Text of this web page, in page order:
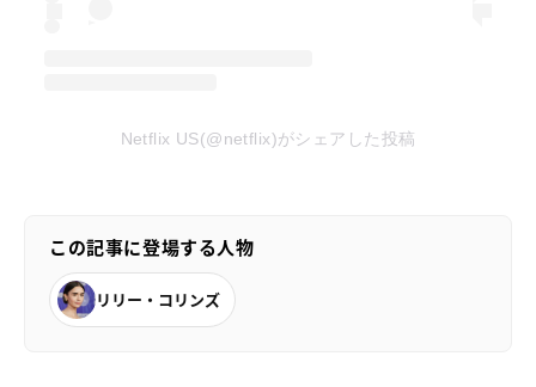
Netflix US(@netflix)がシェアした投稿
この記事に登場する人物
リリー・コリンズ